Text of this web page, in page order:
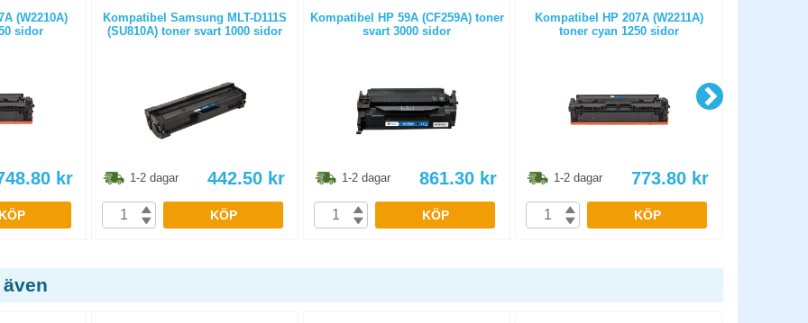
(W2210A)
sidor
kr
KÖP
Kompatibel Samsung MLT-D111S
(SU810A) toner svart 1000 sidor
1-2 dagar 442.50 kr
KÖP
Kompatibel HP 59A (CF259A) toner
svart 3000 sidor
1-2 dagar 861.30 kr
KÖP
Kompatibel HP 207A (W2211A)
toner cyan 1250 sidor
1-2 dagar 773.80 kr
KÖP